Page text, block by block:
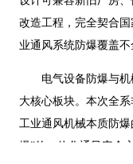
改造工程，完全契合
业通风系统防爆覆盖不
电气设备防爆与
大核心板块。本次全
工业通风机械本质防
爆”的一体化通风安全